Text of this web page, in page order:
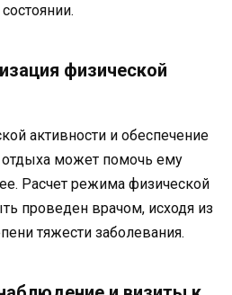
физической
активности и обеспечение
отдыха может помочь ему
Расчет режима физической
проведен врачом, исходя из
тяжести заболевания.